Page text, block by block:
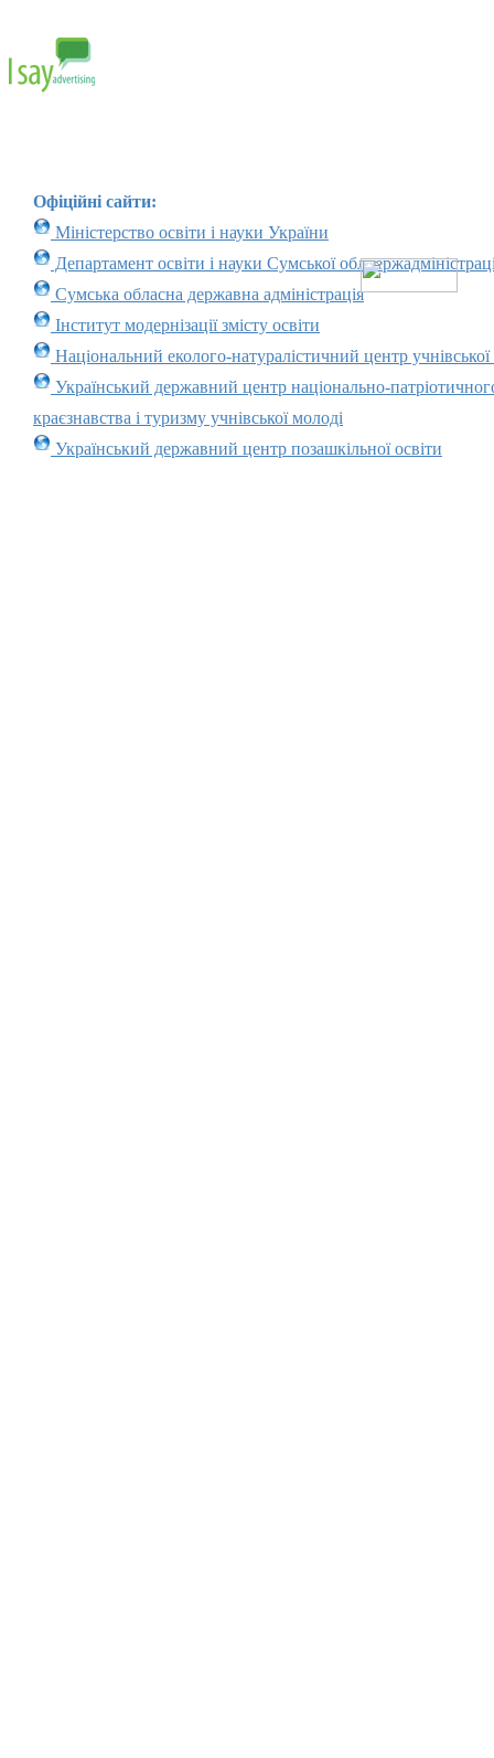
Офіційні сайти:
Міністерство освіти і науки України
Департамент освіти і науки Сумської
Сумська обласна державна адміністрація
Інститут модернізації змісту освіти
Національний еколого-натуралістичний центр учнівської
Український державний центр національно-
краєзнавства і туризму учнівської молоді
Український державний центр позашкільної освіти